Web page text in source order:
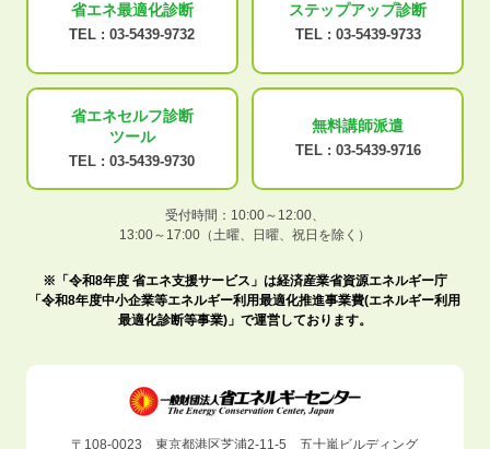
省エネ最適化診断
TEL : 03-5439-9732
ステップアップ診断
TEL : 03-5439-9733
省エネセルフ診断
ツール
TEL : 03-5439-9730
無料講師派遣
TEL : 03-5439-9716
受付時間：10:00～12:00、
13:00～17:00（土曜、日曜、祝日を除く）
※「令和8年度 省エネ支援サービス」は経済産業省資源エネルギー庁
「令和8年度中小企業等エネルギー利用最適化推進事業費(エネルギー利用
最適化診断等事業)」で運営しております。
〒108-0023 東京都港区芝浦2-11-5 五十嵐ビルディング